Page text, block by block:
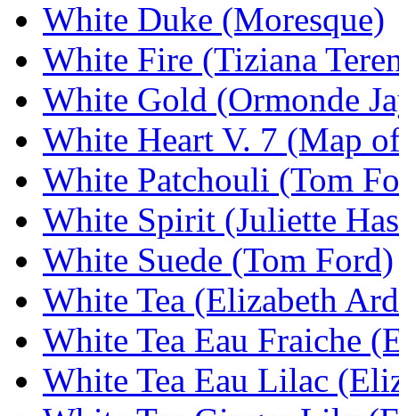
White Duke (Moresque)
White Fire (Tiziana
White Gold (Ormonde
White Heart V. 7 (Map
White Patchouli (Tom
White Spirit (Juliette
White Suede (Tom Ford)
White Tea (Elizabeth
White Tea Eau Fraiche
White Tea Eau Lilac